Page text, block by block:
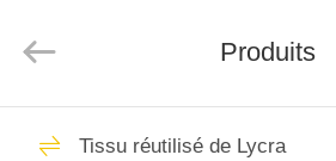
MAISON
SEVNNA
TEXTILE.
Reserved.
Produits
Tissu réutilisé de Lycra